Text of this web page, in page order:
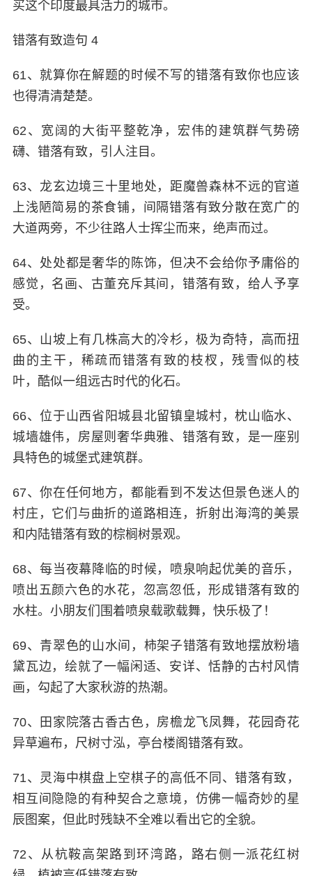
买这个印度最具活力的城市。
错落有致造句 4
61、就算你在解题的时候不写的错落有致你也应该
也得清清楚楚。
62、宽阔的大街平整乾净，宏伟的建筑群气势磅
礴、错落有致，引人注目。
63、龙玄边境三十里地处，距魔兽森林不远的官道
上浅陋简易的茶食铺，间隔错落有致分散在宽广的
大道两旁，不少往路人士挥尘而来，绝声而过。
64、处处都是奢华的陈饰，但决不会给你予庸俗的
感觉，名画、古董充斥其间，错落有致，给人予享
受。
65、山坡上有几株高大的冷杉，极为奇特，高而扭
曲的主干，稀疏而错落有致的枝杈，残雪似的枝
叶，酷似一组远古时代的化石。
66、位于山西省阳城县北留镇皇城村，枕山临水、
城墙雄伟，房屋则奢华典雅、错落有致，是一座别
具特色的城堡式建筑群。
67、你在任何地方，都能看到不发达但景色迷人的
村庄，它们与曲折的道路相连，折射出海湾的美景
和内陆错落有致的棕榈树景观。
68、每当夜幕降临的时候，喷泉响起优美的音乐，
喷出五颜六色的水花，忽高忽低，形成错落有致的
水柱。小朋友们围着喷泉载歌载舞，快乐极了！
69、青翠色的山水间，柿架子错落有致地摆放粉墙
黛瓦边，绘就了一幅闲适、安详、恬静的古村风情
画，勾起了大家秋游的热潮。
70、田家院落古香古色，房檐龙飞凤舞，花园奇花
异草遍布，尺树寸泓，亭台楼阁错落有致。
71、灵海中棋盘上空棋子的高低不同、错落有致，
相互间隐隐的有种契合之意境，仿佛一幅奇妙的星
辰图案，但此时残缺不全难以看出它的全貌。
72、从杭鞍高架路到环湾路，路右侧一派花红树